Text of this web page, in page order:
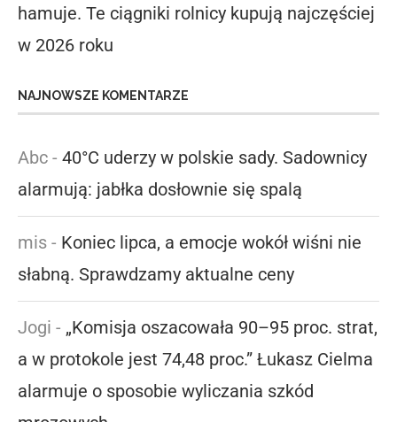
hamuje. Te ciągniki rolnicy kupują najczęściej
w 2026 roku
NAJNOWSZE KOMENTARZE
Abc - 40°C uderzy w polskie sady. Sadownicy
alarmują: jabłka dosłownie się spalą
mis - Koniec lipca, a emocje wokół wiśni nie
słabną. Sprawdzamy aktualne ceny
Jogi - „Komisja oszacowała 90–95 proc. strat,
a w protokole jest 74,48 proc.” Łukasz Cielma
alarmuje o sposobie wyliczania szkód